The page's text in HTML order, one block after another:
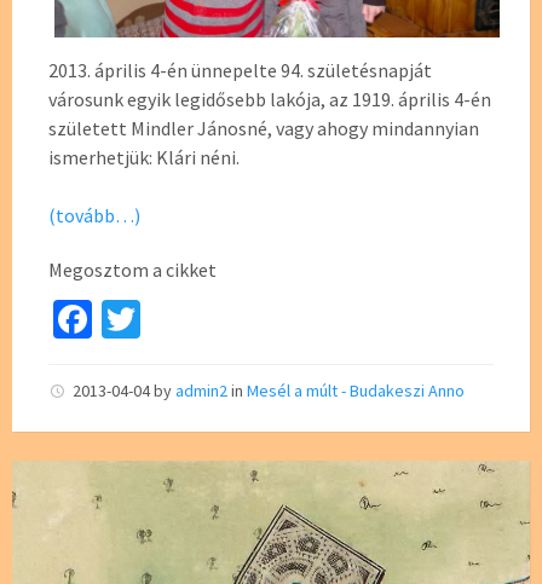
2013. április 4-én ünnepelte 94. születésnapját
városunk egyik legidősebb lakója, az 1919. április 4-én
született Mindler Jánosné, vagy ahogy mindannyian
ismerhetjük: Klári néni.
(tovább…)
Megosztom a cikket
Fa
b
o
o
k
tt
er
2013-04-04byadmin2 in Mesél a múlt - Budakeszi Anno